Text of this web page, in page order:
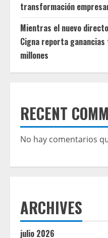
transformación
Mientras el nuevo
Cigna reporta
millones
RECENT
No hay comentarios
ARCHIVES
julio 2026